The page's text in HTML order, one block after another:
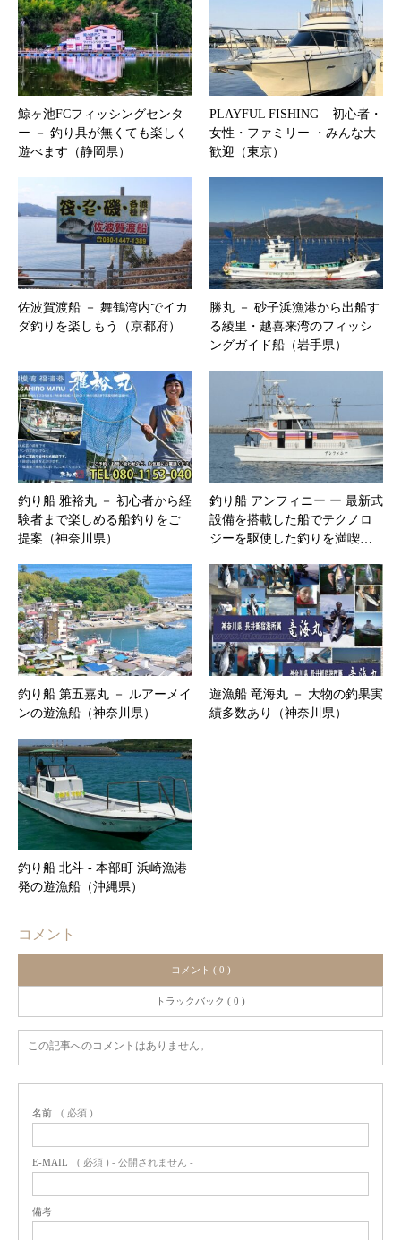
鯨ヶ池FCフィッシングセンタ
ー － 釣り具が無くても楽しく
遊べます（静岡県）
PLAYFUL FISHING – 初心者・
女性・ファミリー ・みんな大
歓迎（東京）
佐波賀渡船 － 舞鶴湾内でイカ
ダ釣りを楽しもう（京都府）
勝丸 － 砂子浜漁港から出船す
る綾里・越喜来湾のフィッシ
ングガイド船（岩手県）
釣り船 雅裕丸 － 初心者から経
験者まで楽しめる船釣りをご
提案（神奈川県）
釣り船 アンフィニー ー 最新式
設備を搭載した船でテクノロ
ジーを駆使した釣りを満喫…
釣り船 第五嘉丸 － ルアーメイ
ンの遊漁船（神奈川県）
遊漁船 竜海丸 － 大物の釣果実
績多数あり（神奈川県）
釣り船 北斗 ‐ 本部町 浜崎漁港
発の遊漁船（沖縄県）
コメント
コメント ( 0 )
トラックバック ( 0 )
この記事へのコメントはありません。
名前 ( 必須 )
E-MAIL ( 必須 ) - 公開されません -
備考